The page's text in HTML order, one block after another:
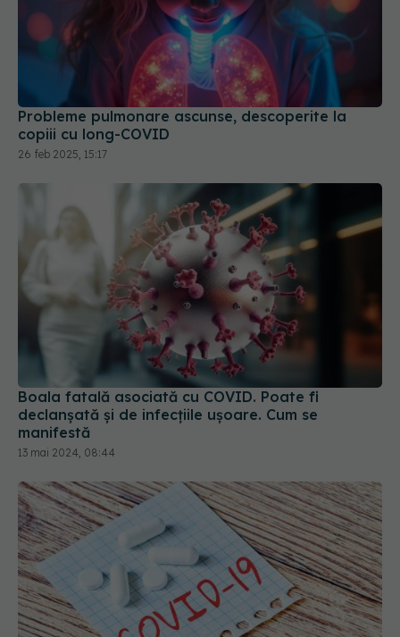
Probleme pulmonare ascunse, descoperite la
copiii cu long-COVID
26 feb 2025, 15:17
Boala fatală asociată cu COVID. Poate fi
declanșată și de infecțiile ușoare. Cum se
manifestă
13 mai 2024, 08:44